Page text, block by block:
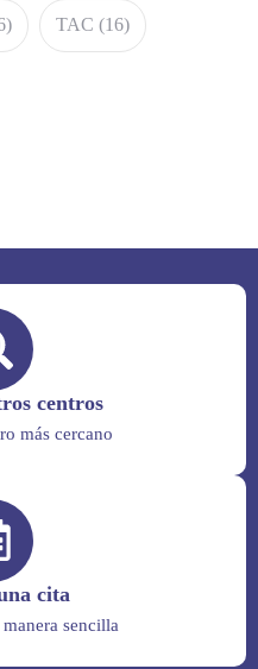
TAC (16)
centros
más cercano
cita
sencilla